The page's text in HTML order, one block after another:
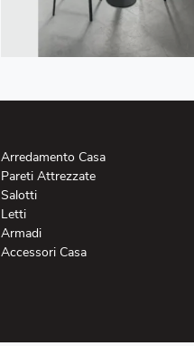
Arredamento Casa
Pareti Attrezzate
Salotti
Letti
Armadi
Accessori Casa